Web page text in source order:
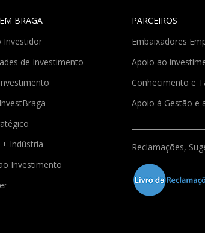
BRAGA
Investidor
de Investimento
Indústria
Investimento
PARCEIROS
Embaixadores
Apoio ao
Conhecimento e
Apoio à Gestão e
Reclamações,